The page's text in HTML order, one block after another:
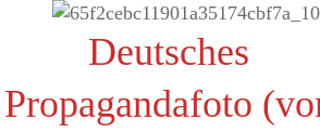
Deutsches
Propagandafoto